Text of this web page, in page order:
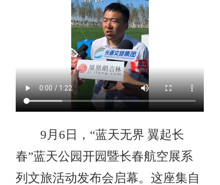
9月6日，“蓝天无界 翼起长
春”蓝天公园开园暨长春航空展系
列文旅活动发布会启幕。这座集自